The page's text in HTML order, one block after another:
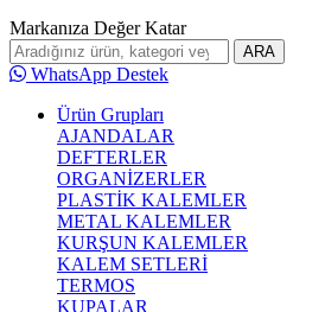
Markanıza Değer Katar
ARA
WhatsApp Destek
Ürün Grupları
AJANDALAR
DEFTERLER
ORGANİZERLER
PLASTİK KALEMLER
METAL KALEMLER
KURŞUN KALEMLER
KALEM SETLERİ
TERMOS
KUPALAR